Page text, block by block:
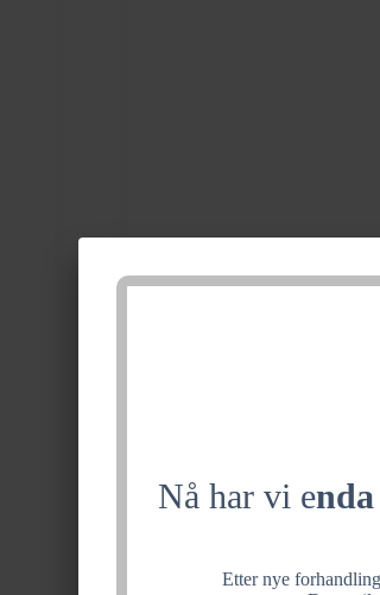
Nå har vi e
Etter nye